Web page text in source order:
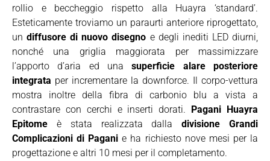
rollio e beccheggio rispetto alla Huayra ‘standard’.
Esteticamente troviamo un paraurti anteriore riprogettato,
undiffusore di nuovo disegno e degli inediti LED diurni,
nonché una griglia maggiorata per massimizzare
l’apporto d’aria ed unasuperficie alare posteriore
integrata per incrementare la downforce. Il corpo-vettura
mostra inoltre della fibra di carbonio blu a vista a
contrastare con cerchi e inserti dorati. Pagani Huayra
Epitome è stata realizzata dalladivisione Grandi
Complicazioni di Pagani e ha richiesto nove mesi per la
progettazione e altri 10 mesi per il completamento.